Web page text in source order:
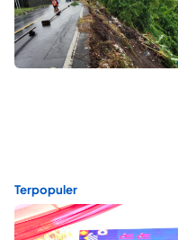
Terpopuler